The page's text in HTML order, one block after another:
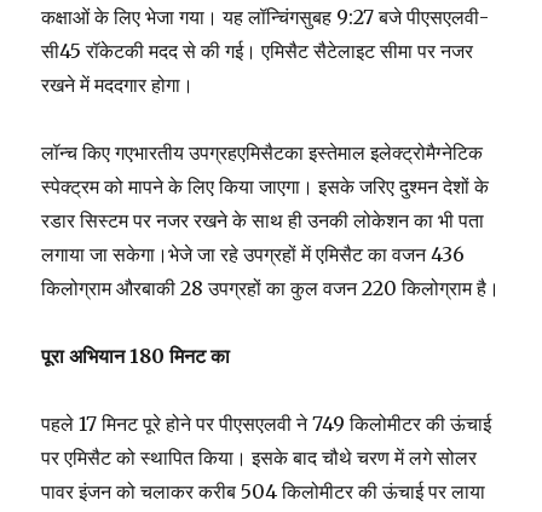
कक्षाओं के लिए भेजा गया। यह लॉन्चिंगसुबह 9:27 बजे पीएसएलवी-
सी45 रॉकेटकी मदद से की गई। एमिसैट सैटेलाइट सीमा पर नजर
रखने में मददगार होगा।
लॉन्च किए गएभारतीय उपग्रहएमिसैटका इस्तेमाल इलेक्‍ट्रोमैग्‍नेटिक
स्‍पेक्‍ट्रम को मापने के लिए किया जाएगा। इसके जरिए दुश्मन देशों के
रडार सिस्टम पर नजर रखने के साथ ही उनकी लोकेशन का भी पता
लगाया जा सकेगा।भेजे जा रहे उपग्रहों में एमिसैट का वजन 436
किलोग्राम औरबाकी 28 उपग्रहों का कुल वजन 220 किलोग्राम है।
पूरा अभियान 180 मिनट का
पहले 17 मिनट पूरे होने पर पीएसएलवी ने 749 किलोमीटर की ऊंचाई
पर एमिसैट को स्थापित किया। इसके बाद चौथे चरण में लगे सोलर
पावर इंजन को चलाकर करीब 504 किलोमीटर की ऊंचाई पर लाया